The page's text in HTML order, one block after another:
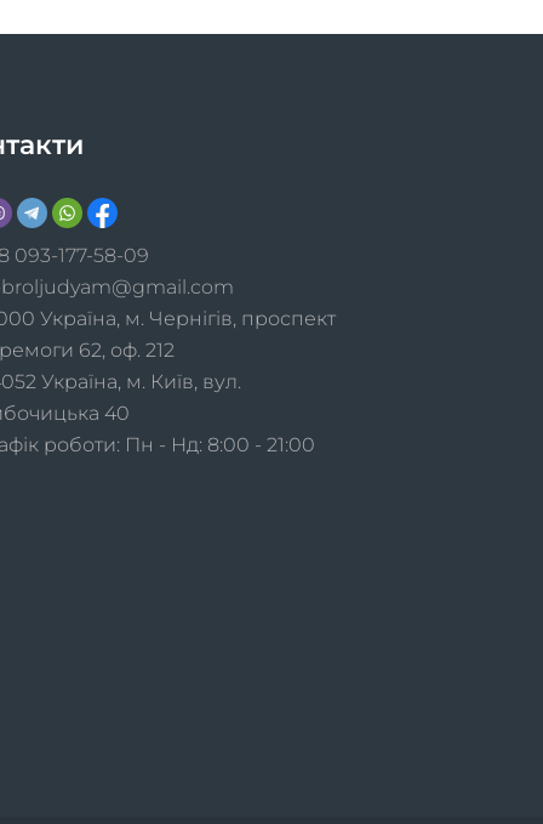
093-177-58-09
Україна, м. Чернігів, проспект
62, оф. 212
Україна, м. Київ, вул.
40
роботи: Пн - Нд: 8:00 - 21:00